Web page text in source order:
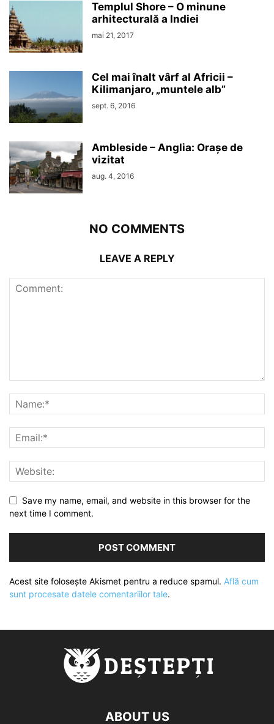
Templul Shore – O minune
arhitecturală a Indiei
mai 21, 2017
Cel mai înalt vârf al Africii –
Kilimanjaro, „muntele alb”
sept. 6, 2016
Ambleside – Anglia: Orașe de
vizitat
aug. 4, 2016
NO COMMENTS
LEAVE A REPLY
Save my name, email, and website in this browser for the
next time I comment.
Acest site folosește Akismet pentru a reduce spamul. Află cum
sunt procesate datele comentariilor tale.
ABOUT US